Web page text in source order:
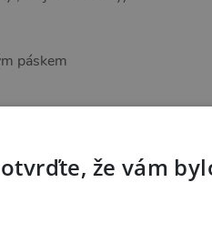
páskem
sebevědomé domácí chvilky,
vašeho erotického šatníku.
že vám